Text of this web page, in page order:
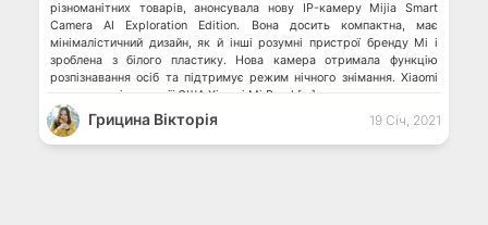
різноманітних товарів, анонсувала нову IP-камеру Mijia Smart
Camera AI Exploration Edition. Вона досить компактна, має
мінімалістичний дизайн, як й інші розумні пристрої бренду Mi і
зроблена з білого пластику. Нова камера отримала функцію
розпізнавання осіб та підтримує режим нічного знімання. Xiaomi
потрапила під санкції США Xіaomi Mi Band […]
Грицина Вікторія 19 Січ, 2021